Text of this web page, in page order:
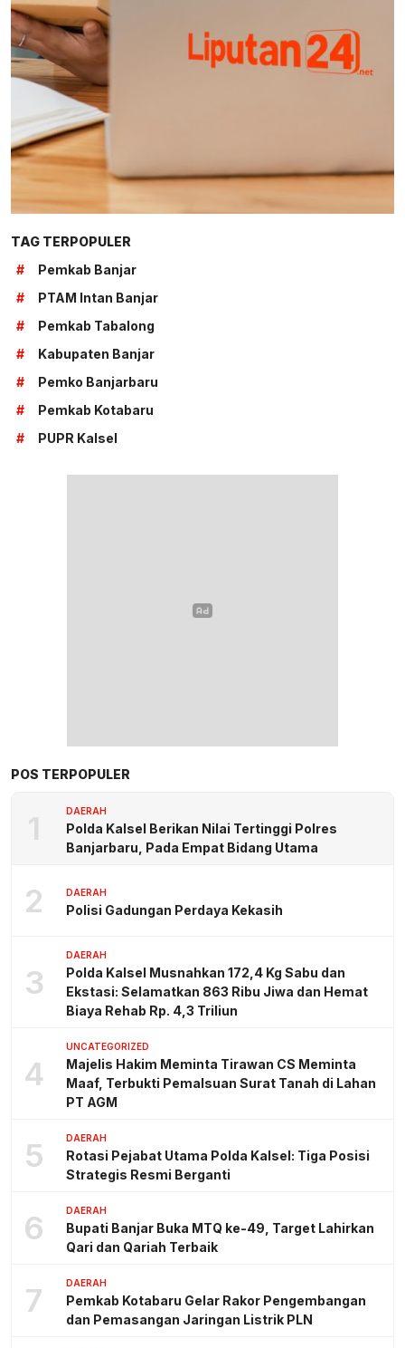
TAG TERPOPULER
#
Pemkab Banjar
#
PTAM Intan Banjar
#
Pemkab Tabalong
#
Kabupaten Banjar
#
Pemko Banjarbaru
#
Pemkab Kotabaru
#
PUPR Kalsel
POS TERPOPULER
1 DAERAH
Polda Kalsel Berikan Nilai Tertinggi Polres
Banjarbaru, Pada Empat Bidang Utama
2 DAERAH
Polisi Gadungan Perdaya Kekasih
3
DAERAH
Polda Kalsel Musnahkan 172,4 Kg Sabu dan
Ekstasi: Selamatkan 863 Ribu Jiwa dan Hemat
Biaya Rehab Rp. 4,3 Triliun
4
UNCATEGORIZED
Majelis Hakim Meminta Tirawan CS Meminta
Maaf, Terbukti Pemalsuan Surat Tanah di Lahan
PT AGM
5 DAERAH
Rotasi Pejabat Utama Polda Kalsel: Tiga Posisi
Strategis Resmi Berganti
6 DAERAH
Bupati Banjar Buka MTQ ke-49, Target Lahirkan
Qari dan Qariah Terbaik
7 DAERAH
Pemkab Kotabaru Gelar Rakor Pengembangan
dan Pemasangan Jaringan Listrik PLN